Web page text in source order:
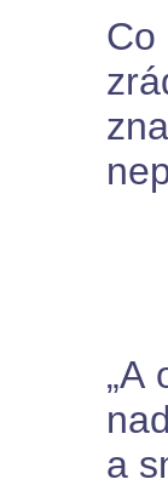
Co
„A
a